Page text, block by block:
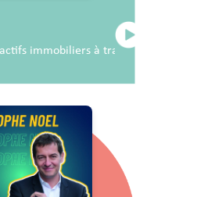
immobiliers à travers la RSE